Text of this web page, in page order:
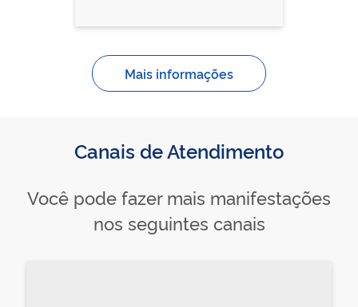
Mais informações
Canais de Atendimento
Você pode fazer mais manifestações
nos seguintes canais